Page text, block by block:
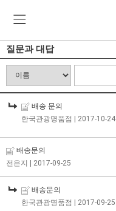
질문과 대답
배송 문의
한국관광명품점
| 2017-10-24
배송문의
전은지
| 2017-09-25
배송문의
한국관광명품점
| 2017-09-25